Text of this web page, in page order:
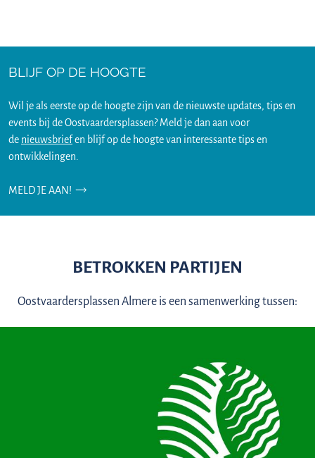
BLIJF OP DE HOOGTE
Wil je als eerste op de hoogte zijn van de nieuwste updates, tips en
events bij de Oostvaardersplassen? Meld je dan aan voor
de nieuwsbriefen blijf op de hoogte van interessante tips en
ontwikkelingen.
MELD JE AAN!
BETROKKEN PARTIJEN
Oostvaardersplassen Almere is een samenwerking tussen: